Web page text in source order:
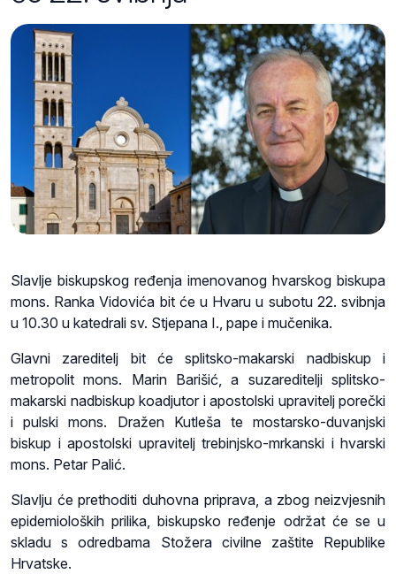
Slavlje biskupskog ređenja imenovanog hvarskog biskupa
mons. Ranka Vidovića bit će u Hvaru u subotu 22. svibnja
u 10.30 u katedrali sv. Stjepana I., pape i mučenika.
Glavni zareditelj bit će splitsko-makarski nadbiskup i
metropolit mons. Marin Barišić, a suzareditelji splitsko-
makarski nadbiskup koadjutor i apostolski upravitelj porečki
i pulski mons. Dražen Kutleša te mostarsko-duvanjski
biskup i apostolski upravitelj trebinjsko-mrkanski i hvarski
mons. Petar Palić.
Slavlju će prethoditi duhovna priprava, a zbog neizvjesnih
epidemioloških prilika, biskupsko ređenje održat će se u
skladu s odredbama Stožera civilne zaštite Republike
Hrvatske.